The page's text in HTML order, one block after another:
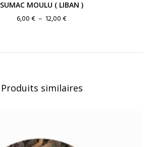
SUMAC MOULU ( LIBAN )
6,00€ – 12,00€Plage
Produits similaires